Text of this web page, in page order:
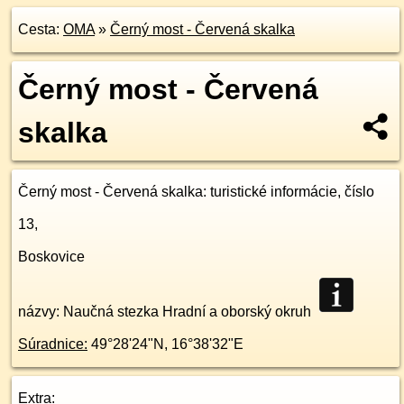
Cesta: OMA» Černý most - Červená skalka
Černý most - Červená
skalka
Černý most - Červená skalka: turistické informácie, číslo
13,
Boskovice
názvy: Naučná stezka Hradní a oborský okruh
Súradnice: 49°28'24"N , 16°38'32"E
Extra: